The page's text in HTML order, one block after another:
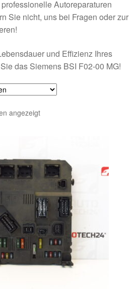
Autoreparaturen
Sie nicht, uns bei Fragen oder zur
und Effizienz Ihres
das Siemens BSI F02-00 MG!
angezeigtNach